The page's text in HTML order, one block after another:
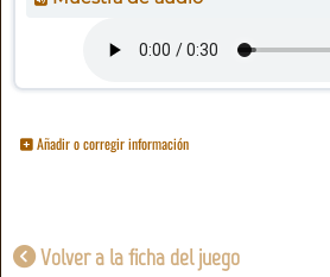
Añadir o corregir información
Volver a la ficha del juego